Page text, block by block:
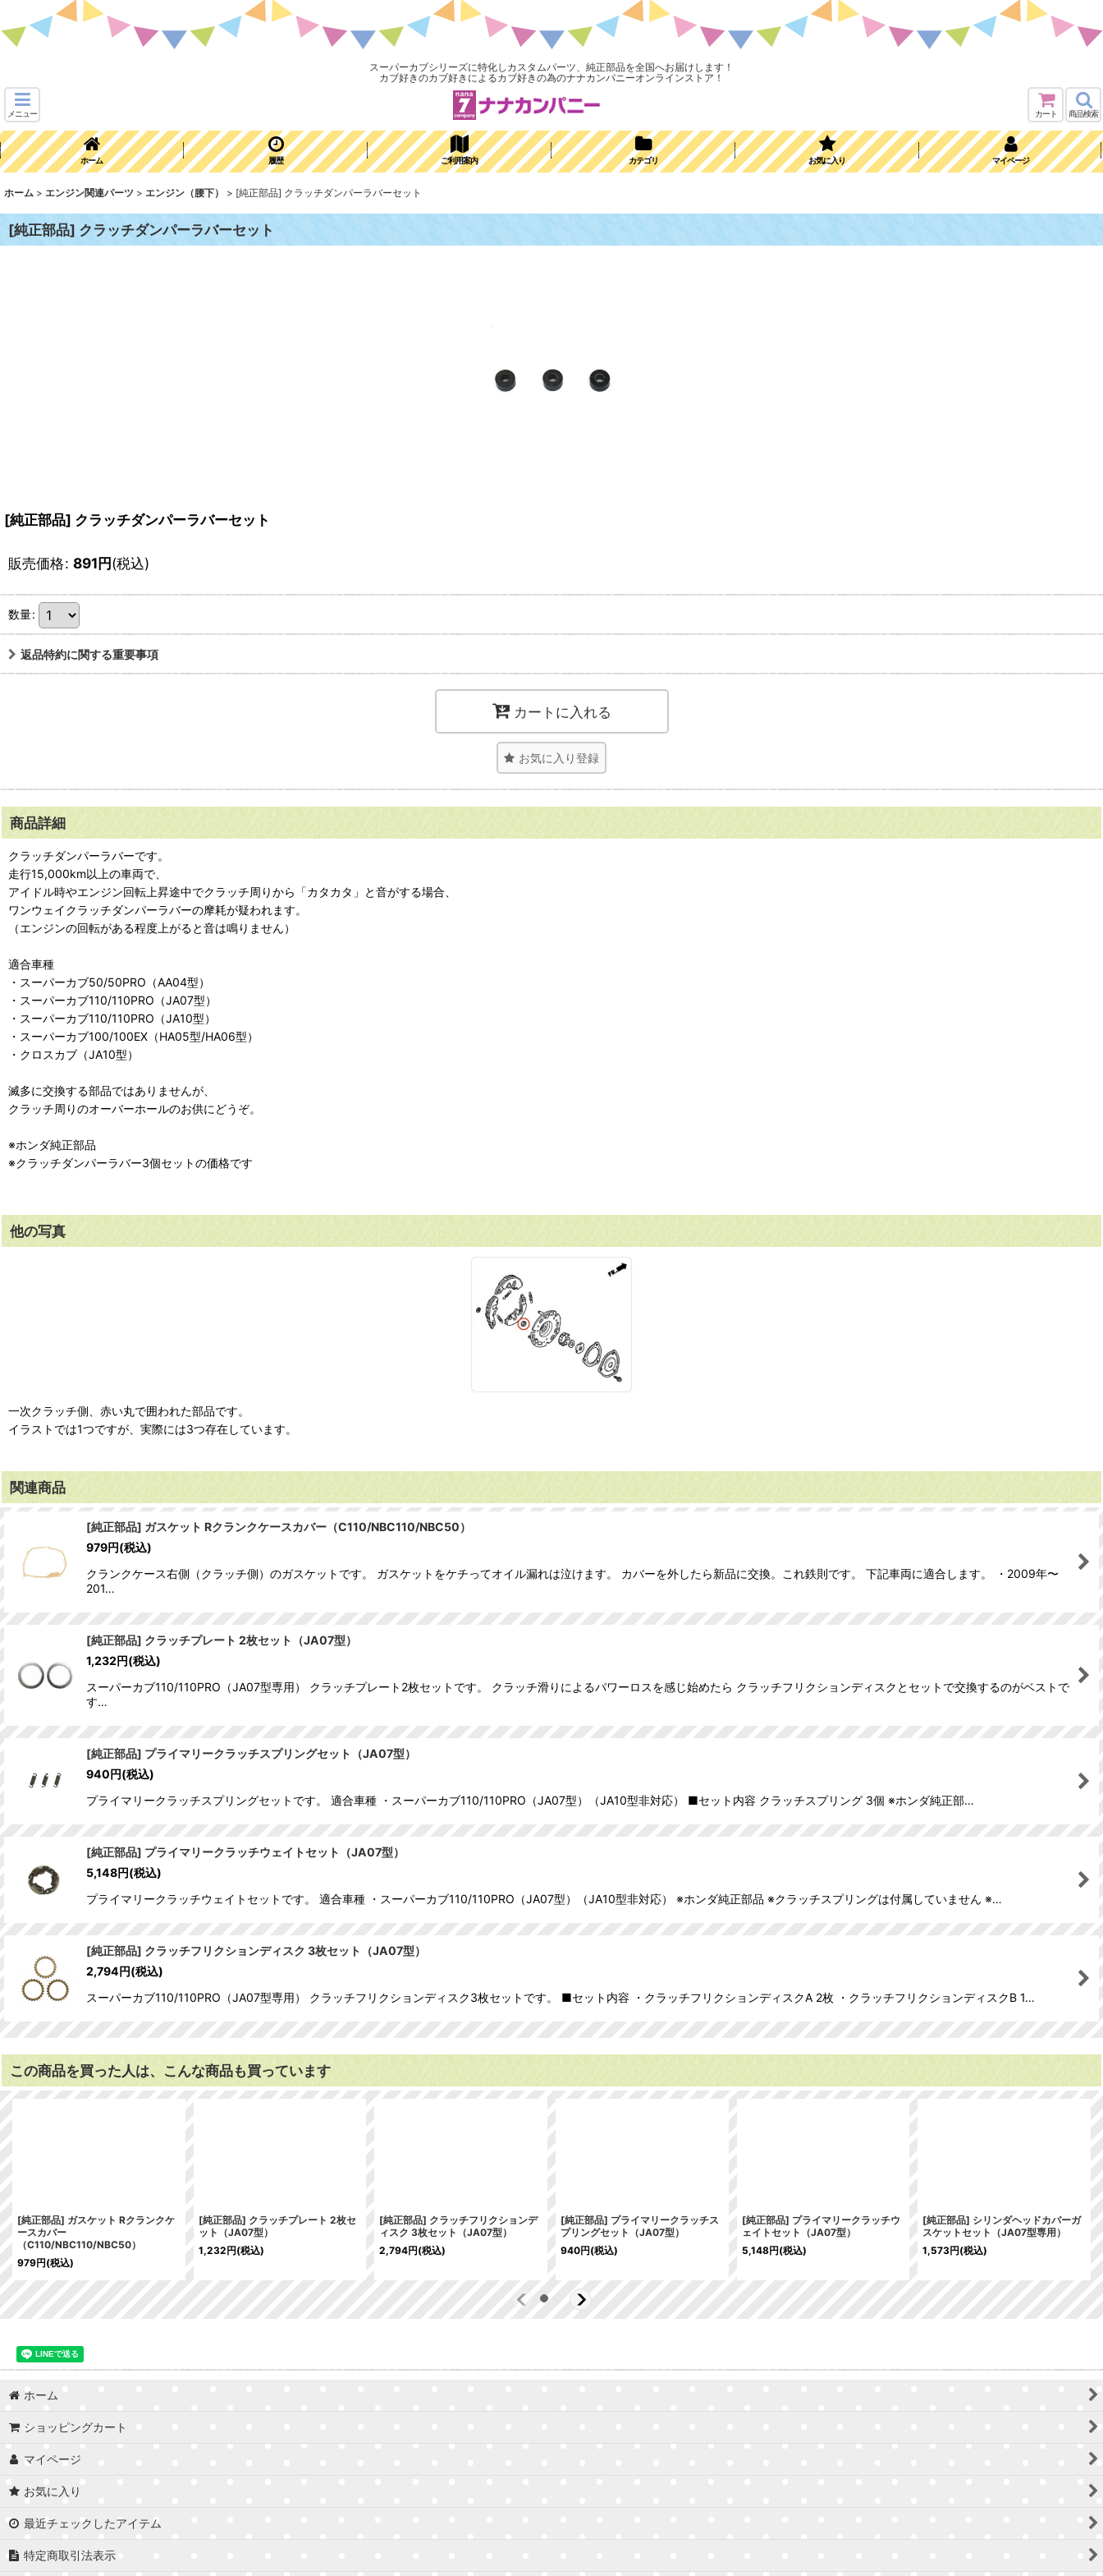
スーパーカブシリーズに特化しカスタムパーツ、純正部品を全国へお届けします！
カブ好きのカブ好きによるカブ好きの為のナナカンパニーオンラインストア！
メニュー カート 商品検索
ホーム 履歴 ご利用案内 カテゴリ お気に入り マイページ
ホーム > エンジン関連パーツ > エンジン（腰下） > [純正部品] クラッチダンパーラバーセット
[純正部品] クラッチダンパーラバーセット
[純正部品] クラッチダンパーラバーセット
販売価格: 891円(税込)
数量:
返品特約に関する重要事項
カートに入れる
お気に入り登録
商品詳細
クラッチダンパーラバーです。
走行15,000km以上の車両で、
アイドル時やエンジン回転上昇途中でクラッチ周りから「カタカタ」と音がする場合、
ワンウェイクラッチダンパーラバーの摩耗が疑われます。
（エンジンの回転がある程度上がると音は鳴りません）
適合車種
・スーパーカブ50/50PRO（AA04型）
・スーパーカブ110/110PRO（JA07型）
・スーパーカブ110/110PRO（JA10型）
・スーパーカブ100/100EX（HA05型/HA06型）
・クロスカブ（JA10型）
滅多に交換する部品ではありませんが、
クラッチ周りのオーバーホールのお供にどうぞ。
※ホンダ純正部品
※クラッチダンパーラバー3個セットの価格です
他の写真
一次クラッチ側、赤い丸で囲われた部品です。
イラストでは1つですが、実際には3つ存在しています。
関連商品
[純正部品] ガスケット Rクランクケースカバー（C110/NBC110/NBC50）
979円(税込)
クランクケース右側（クラッチ側）のガスケットです。 ガスケットをケチってオイル漏れは泣けます。 カバーを外したら新品に交換。これ鉄則です。 下記車両に適合します。 ・2009年〜
201…
[純正部品] クラッチプレート 2枚セット（JA07型）
1,232円(税込)
スーパーカブ110/110PRO（JA07型専用） クラッチプレート2枚セットです。 クラッチ滑りによるパワーロスを感じ始めたら クラッチフリクションディスクとセットで交換するのがベストで
す…
[純正部品] プライマリークラッチスプリングセット（JA07型）
940円(税込)
プライマリークラッチスプリングセットです。 適合車種 ・スーパーカブ110/110PRO（JA07型）（JA10型非対応） ■セット内容 クラッチスプリング 3個 ※ホンダ純正部…
[純正部品] プライマリークラッチウェイトセット（JA07型）
5,148円(税込)
プライマリークラッチウェイトセットです。 適合車種 ・スーパーカブ110/110PRO（JA07型）（JA10型非対応） ※ホンダ純正部品 ※クラッチスプリングは付属していません ※…
[純正部品] クラッチフリクションディスク 3枚セット（JA07型）
2,794円(税込)
スーパーカブ110/110PRO（JA07型専用） クラッチフリクションディスク3枚セットです。 ■セット内容 ・クラッチフリクションディスクA 2枚 ・クラッチフリクションディスクB 1…
この商品を買った人は、こんな商品も買っています
[純正部品] ガスケット Rクランクケ
ースカバー
（C110/NBC110/NBC50）
979円(税込)
[純正部品] クラッチプレート 2枚セ
ット（JA07型）
1,232円(税込)
[純正部品] クラッチフリクションデ
ィスク 3枚セット（JA07型）
2,794円(税込)
[純正部品] プライマリークラッチス
プリングセット（JA07型）
940円(税込)
[純正部品] プライマリークラッチウ
ェイトセット（JA07型）
5,148円(税込)
[純正部品] シリンダヘッドカバーガ
スケットセット（JA07型専用）
1,573円(税込)
ホーム
ショッピングカート
マイページ
お気に入り
最近チェックしたアイテム
特定商取引法表示